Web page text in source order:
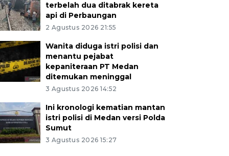
terbelah dua ditabrak kereta
api di Perbaungan
2 Agustus 2026 21:55
Wanita diduga istri polisi dan
menantu pejabat
kepaniteraan PT Medan
ditemukan meninggal
3 Agustus 2026 14:52
Ini kronologi kematian mantan
istri polisi di Medan versi Polda
Sumut
3 Agustus 2026 15:27